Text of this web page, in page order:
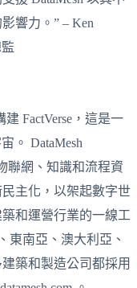
響力。” – Ken
FactVerse，這是一
。 DataMesh
聯網、知識和流程資
主化，以架起數字世
和運營行業的一線工
東南亞、澳大利亞、
築和製造公司都採用